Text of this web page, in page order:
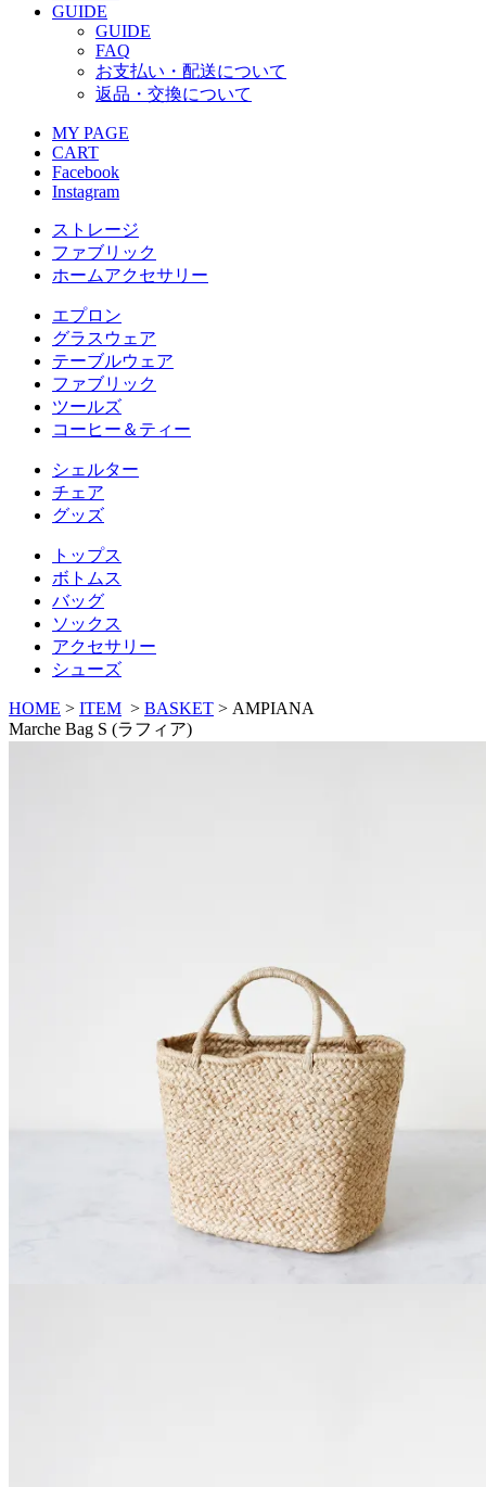
GUIDE
GUIDE
FAQ
お支払い・配送について
返品・交換について
MY PAGE
CART
Facebook
Instagram
ストレージ
ファブリック
ホームアクセサリー
エプロン
グラスウェア
テーブルウェア
ファブリック
ツールズ
コーヒー＆ティー
シェルター
チェア
グッズ
トップス
ボトムス
バッグ
ソックス
アクセサリー
シューズ
HOME > ITEM > BASKET > AMPIANA
Marche Bag S (ラフィア)